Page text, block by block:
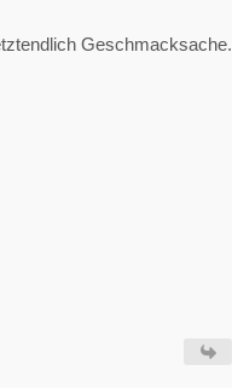
Geschmacksache.